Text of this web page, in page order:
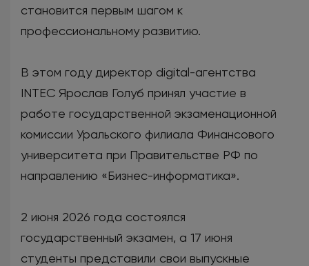
становится первым шагом к
профессиональному развитию.
В этом году директор digital-агентства
INTEC Ярослав Голуб принял участие в
работе государственной экзаменационной
комиссии Уральского филиала Финансового
университета при Правительстве РФ по
направлению «Бизнес-информатика».
2 июня 2026 года состоялся
государственный экзамен, а 17 июня
студенты представили свои выпускные